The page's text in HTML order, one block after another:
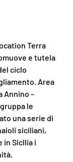
Terra
e tutela
ciclo
Area
Annino –
le
una serie di
siciliani,
in Sicllia i